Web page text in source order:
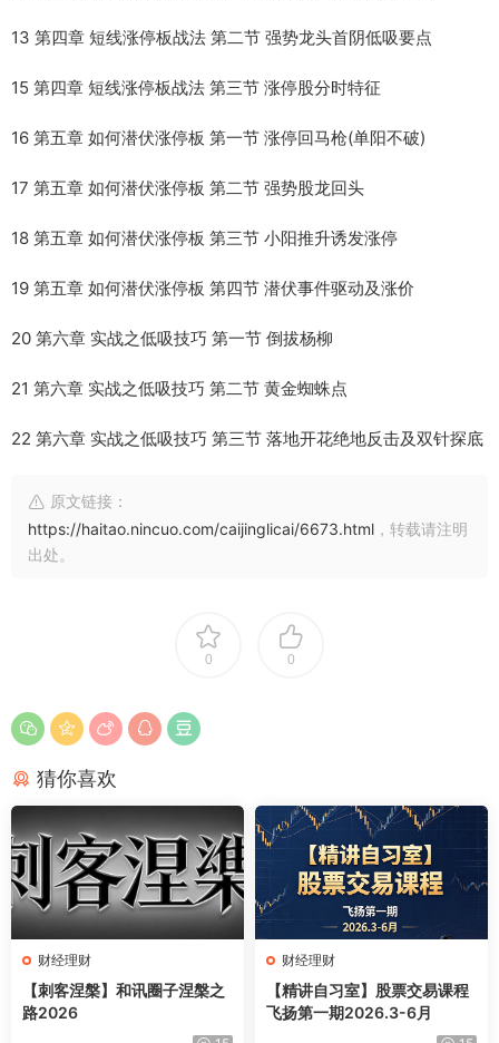
13 第四章 短线涨停板战法 第二节 强势龙头首阴低吸要点
15 第四章 短线涨停板战法 第三节 涨停股分时特征
16 第五章 如何潜伏涨停板 第一节 涨停回马枪(单阳不破)
17 第五章 如何潜伏涨停板 第二节 强势股龙回头
18 第五章 如何潜伏涨停板 第三节 小阳推升诱发涨停
19 第五章 如何潜伏涨停板 第四节 潜伏事件驱动及涨价
20 第六章 实战之低吸技巧 第一节 倒拔杨柳
21 第六章 实战之低吸技巧 第二节 黄金蜘蛛点
22 第六章 实战之低吸技巧 第三节 落地开花绝地反击及双针探底
原文链接：
https://haitao.nincuo.com/caijinglicai/6673.html ，转载请注明
出处。
0 0
猜你喜欢
财经理财
【刺客涅槃】和讯圈子涅槃之
路2026
财经理财
【精讲自习室】股票交易课程
飞扬第一期2026.3-6月